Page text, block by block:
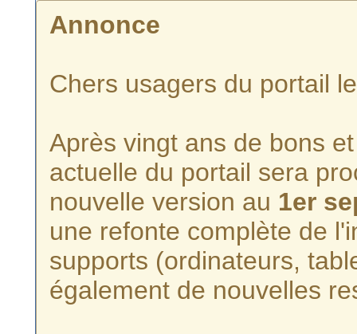
Annonce
Chers usagers du portail
Après vingt ans de bons
actuelle du portail sera
nouvelle version au 1er
une refonte complète de
supports (ordinateurs,
également de nouvelles